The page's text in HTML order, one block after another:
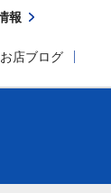
お店ブログ
報